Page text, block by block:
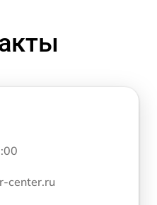
center.ru